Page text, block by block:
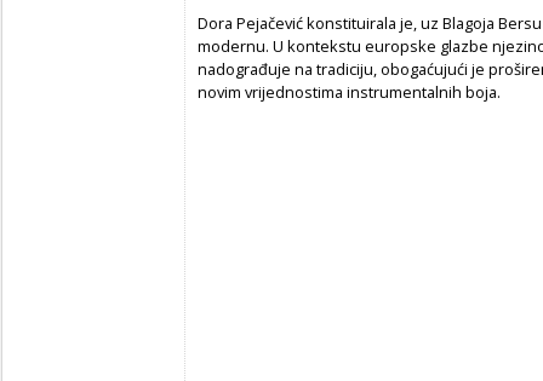
Dora Pejačević konstituirala je, uz Blagoja
modernu. U kontekstu europske glazbe
nadograđuje na tradiciju, obogaćujući je
novim vrijednostima instrumentalnih boja.